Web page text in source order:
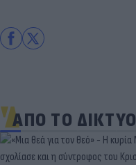
ΑΠΟ ΤΟ ΔΙΚΤΥΟ